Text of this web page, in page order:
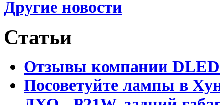
Другие новости
Статьи
Отзывы компании DLED
Посоветуйте лампы в